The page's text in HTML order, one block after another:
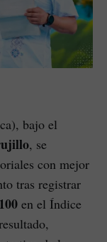
bajo el
, se
con mejor
tras registrar
en el Índice